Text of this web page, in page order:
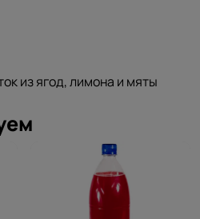
из ягод, лимона и мяты